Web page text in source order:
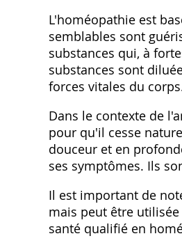
L'homéopathie est
semblables sont
substances qui‚ à
substances sont
forces vitales du
Dans le contexte de
pour qu'il cesse
douceur et en
ses symptômes. Ils
Il est important de
mais peut être
santé qualifié en